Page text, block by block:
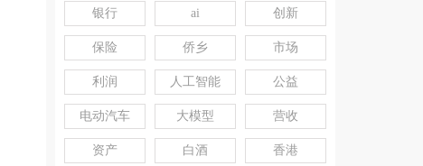
银行 ai 创新
保险 侨乡 市场
利润 人工智能 公益
电动汽车 大模型 营收
资产 白酒 香港